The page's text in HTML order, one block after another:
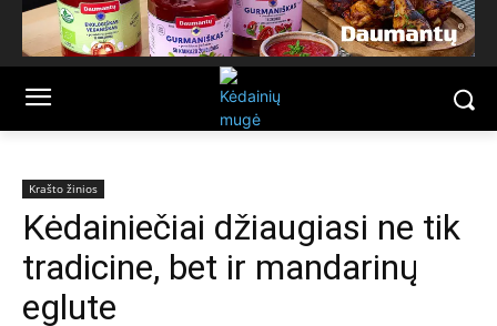
Krašto žinios
Kėdainiečiai džiaugiasi ne tik
tradicine, bet ir mandarinų
eglute